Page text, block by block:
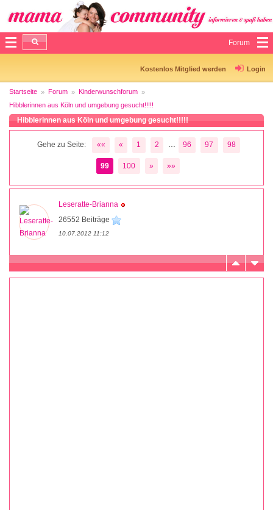
Forum
Kostenlos Mitglied werden Login
Startseite Forum
Kinderwunschforum
Hibblerinnen aus Köln und umgebung gesucht!!!!!
Hibblerinnen aus Köln und umgebung gesucht!!!!!
Gehe zu Seite: «« « 1 2 96 97 98
99 100 » »»
Leseratte-Brianna
26552 Beiträge
10.07.2012 11:12